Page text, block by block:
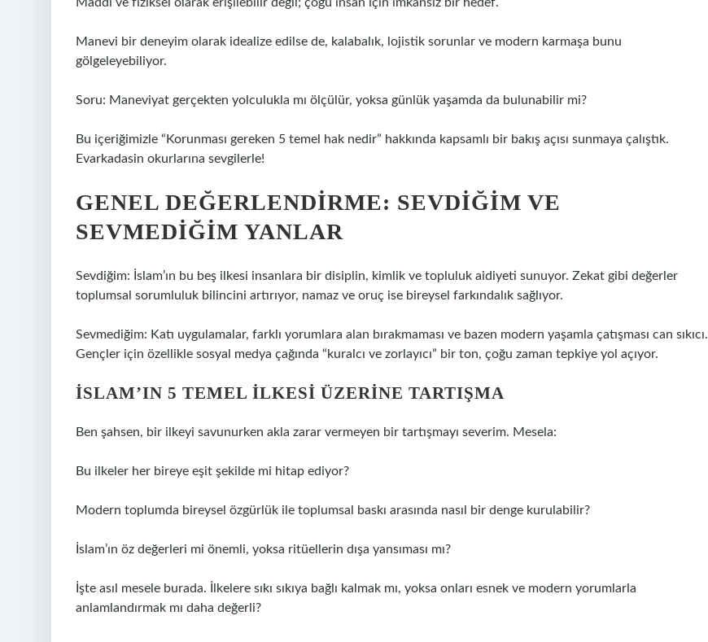
Manevi bir deneyim olarak idealize edilse de, kalabalık, lojistik sorunlar ve modern karmaşa bunu
gölgeleyebiliyor.
Soru: Maneviyat gerçekten yolculukla mı ölçülür, yoksa günlük yaşamda da bulunabilir mi?
Bu içeriğimizle “Korunması gereken 5 temel hak nedir” hakkında kapsamlı bir bakış açısı sunmaya çalıştık.
Evarkadasin okurlarına sevgilerle!
GENEL DEĞERLENDIRME: SEVDIĞIM VE
SEVMEDIĞIM YANLAR
Sevdiğim: İslam’ın bu beş ilkesi insanlara bir disiplin, kimlik ve topluluk aidiyeti sunuyor. Zekat gibi değerler
toplumsal sorumluluk bilincini artırıyor, namaz ve oruç ise bireysel farkındalık sağlıyor.
Sevmediğim: Katı uygulamalar, farklı yorumlara alan bırakmaması ve bazen modern yaşamla çatışması can sıkıcı.
Gençler için özellikle sosyal medya çağında “kuralcı ve zorlayıcı” bir ton, çoğu zaman tepkiye yol açıyor.
İSLAM’IN 5 TEMEL İLKESI ÜZERINE TARTIŞMA
Ben şahsen, bir ilkeyi savunurken akla zarar vermeyen bir tartışmayı severim. Mesela:
Bu ilkeler her bireye eşit şekilde mi hitap ediyor?
Modern toplumda bireysel özgürlük ile toplumsal baskı arasında nasıl bir denge kurulabilir?
İslam’ın öz değerleri mi önemli, yoksa ritüellerin dışa yansıması mı?
İşte asıl mesele burada. İlkelere sıkı sıkıya bağlı kalmak mı, yoksa onları esnek ve modern yorumlarla
anlamlandırmak mı daha değerli?